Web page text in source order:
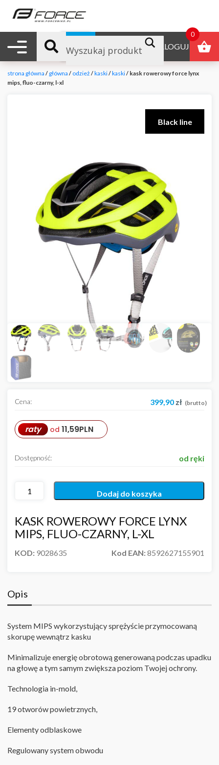
Nawigacja mobilna ZALOGUJ
B2B
strona główna / główna / odzież /kaski/kaski/ kask rowerowy force lynx
mips, fluo-czarny, l-xl
Black line
KASK ROWEROWY FORCE LYNX
MIPS, FLUO-CZARNY, L-XL
KOD: 9028635 Kod EAN:8592627155901
Cena: 399,90 zł (brutto)
raty od 11,59PLN
Dostępność: od ręki
Dodaj do koszyka
Opis
System MIPS wykorzystujący sprężyście przymocowaną
skorupę wewnątrz kasku
Minimalizuje energię obrotową generowaną podczas upadku
na głowęa tym samym zwiększa poziom Twojej ochrony.
Technologia in-mold,
19 otworów powietrznych,
Elementy odblaskowe
Regulowany system obwodu
0